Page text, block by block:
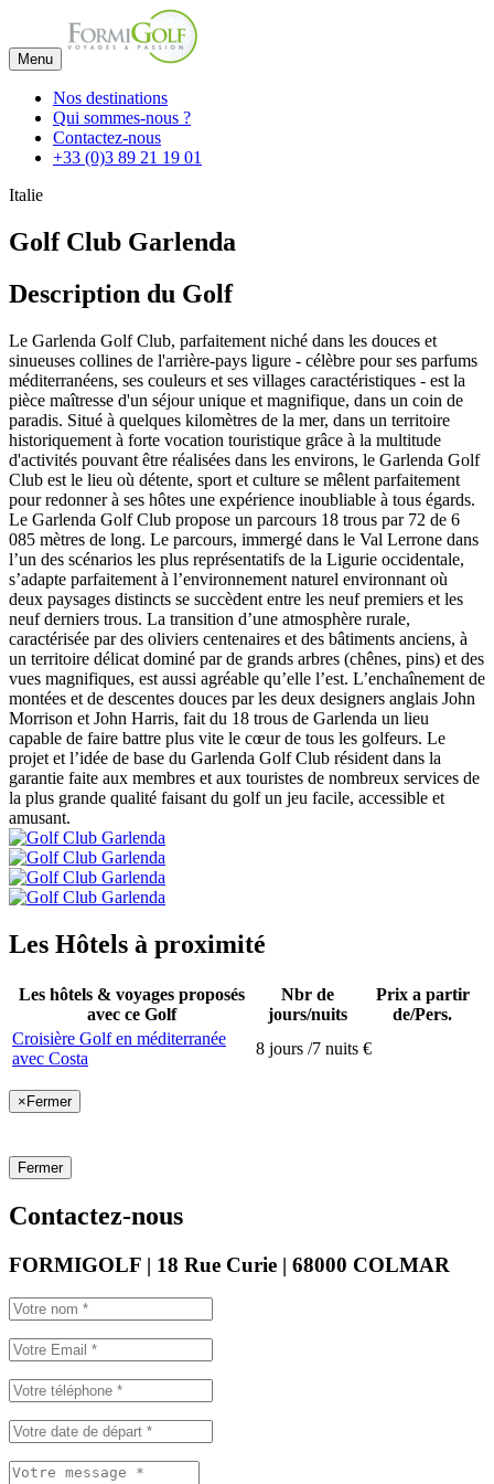
Menu
Nos destinations
Qui sommes-nous ?
Contactez-nous
+33 (0)3 89 21 19 01
Italie
Golf Club Garlenda
Description du Golf
Le Garlenda Golf Club, parfaitement niché dans les douces et
sinueuses collines de l'arrière-pays ligure - célèbre pour ses parfums
méditerranéens, ses couleurs et ses villages caractéristiques - est la
pièce maîtresse d'un séjour unique et magnifique, dans un coin de
paradis. Situé à quelques kilomètres de la mer, dans un territoire
historiquement à forte vocation touristique grâce à la multitude
d'activités pouvant être réalisées dans les environs, le Garlenda Golf
Club est le lieu où détente, sport et culture se mêlent parfaitement
pour redonner à ses hôtes une expérience inoubliable à tous égards.
Le Garlenda Golf Club propose un parcours 18 trous par 72 de 6
085 mètres de long. Le parcours, immergé dans le Val Lerrone dans
l’un des scénarios les plus représentatifs de la Ligurie occidentale,
s’adapte parfaitement à l’environnement naturel environnant où
deux paysages distincts se succèdent entre les neuf premiers et les
neuf derniers trous. La transition d’une atmosphère rurale,
caractérisée par des oliviers centenaires et des bâtiments anciens, à
un territoire délicat dominé par de grands arbres (chênes, pins) et des
vues magnifiques, est aussi agréable qu’elle l’est. L’enchaînement de
montées et de descentes douces par les deux designers anglais John
Morrison et John Harris, fait du 18 trous de Garlenda un lieu
capable de faire battre plus vite le cœur de tous les golfeurs. Le
projet et l’idée de base du Garlenda Golf Club résident dans la
garantie faite aux membres et aux touristes de nombreux services de
la plus grande qualité faisant du golf un jeu facile, accessible et
amusant.
Les Hôtels à proximité
Les hôtels & voyages proposés
avec ce Golf
Nbr de
jours/nuits
Prix a partir
de/Pers.
Croisière Golf en méditerranée
avec Costa
8 jours /7 nuits €
×Fermer
Fermer
Contactez-nous
FORMIGOLF | 18 Rue Curie | 68000 COLMAR